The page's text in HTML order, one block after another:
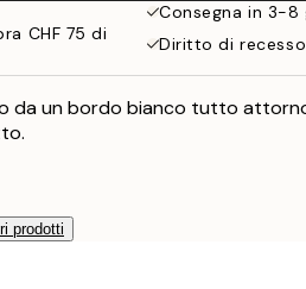
Consegna in 3-8
CHF 75 di
Diritto di
da un bordo bianco tutto
prodotti